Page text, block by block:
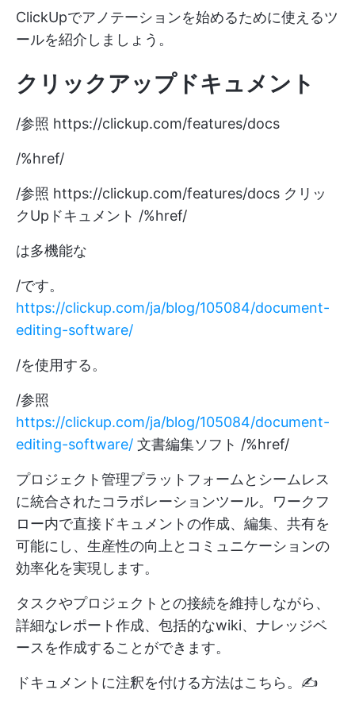
ClickUpでアノテーションを始めるために使えるツ
ールを紹介しましょう。
クリックアップドキュメント
/参照 https://clickup.com/features/docs
/%href/
/参照 https://clickup.com/features/docs クリッ
クUpドキュメント /%href/
は多機能な
/です。
https://clickup.com/ja/blog/105084/document-
editing-software/
/を使用する。
/参照
https://clickup.com/ja/blog/105084/document-
editing-software/ 文書編集ソフト /%href/
プロジェクト管理プラットフォームとシームレス
に統合されたコラボレーションツール。ワークフ
ロー内で直接ドキュメントの作成、編集、共有を
可能にし、生産性の向上とコミュニケーションの
効率化を実現します。
タスクやプロジェクトとの接続を維持しながら、
詳細なレポート作成、包括的なwiki、ナレッジベ
ースを作成することができます。
ドキュメントに注釈を付ける方法はこちら。✍️